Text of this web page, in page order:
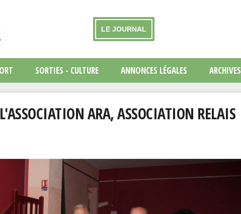
LE JOURNAL
SORTIES - CULTURE ANNONCES LÉGALES ARCHIVES
ARA, ASSOCIATION RELAIS